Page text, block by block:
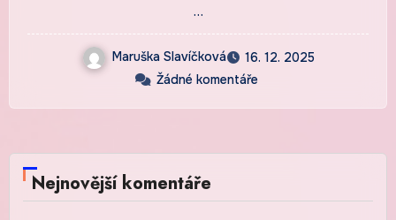
…
Maruška Slavíčková
16. 12. 2025
Žádné komentáře
Nejnovější komentáře